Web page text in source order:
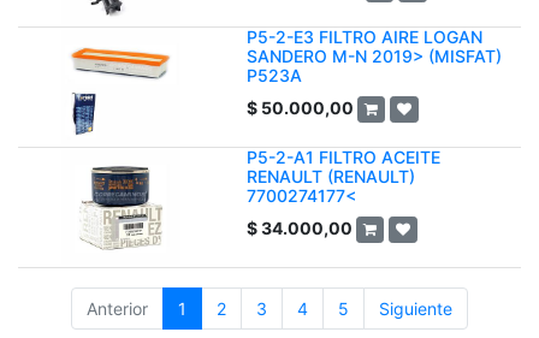
P5-2-E3 FILTRO AIRE LOGAN
SANDERO M-N 2019> (MISFAT)
P523A
$ 50.000,00
P5-2-A1 FILTRO ACEITE
RENAULT (RENAULT)
7700274177<
$34.000,00
Anterior 1 2 3 4 5 Siguiente